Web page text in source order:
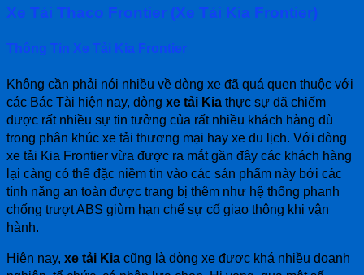
Xe Tải Thaco Frontier (Xe Tải Kia Frontier)
Thông Tin Xe Tải Kia Frontier
Không cần phải nói nhiều về dòng xe đã quá quen thuộc với
các Bác Tài hiện nay, dòng xe tải Kia thực sự đã chiếm
được rất nhiều sự tin tưởng của rất nhiều khách hàng dù
trong phân khúc xe tải thương mại hay xe du lịch. Với dòng
xe tải Kia Frontier vừa được ra mắt gần đây các khách hàng
lại càng có thể đặc niềm tin vào các sản phẩm này bởi các
tính năng an toàn được trang bị thêm như hệ thống phanh
chống trượt ABS giùm hạn chế sự cố giao thông khi vận
hành.
Hiện nay, xe tải Kia cũng là dòng xe được khá nhiều doanh